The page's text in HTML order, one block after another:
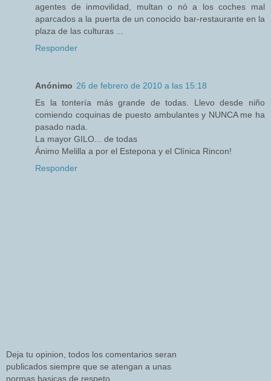
agentes de inmovilidad, multan o nó a los coches mal
aparcados a la puerta de un conocido bar-restaurante en la
plaza de las culturas ...
Responder
Anónimo 26 de febrero de 2010 a las 15:18
Es la tontería más grande de todas. Llevo desde niño
comiendo coquinas de puesto ambulantes y NUNCA me ha
pasado nada.
La mayor GILO... de todas
Ánimo Melilla a por el Estepona y el Clínica Rincon!
Responder
Deja tu opinion, todos los comentarios seran
publicados siempre que se atengan a unas
normas basicas de respeto.